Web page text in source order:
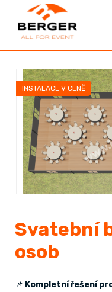
INSTALACE V CENĚ
Svatební
osob
📌 Kompletní řešení